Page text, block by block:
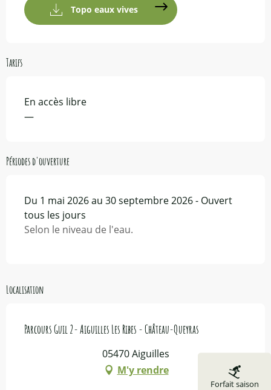
Forfait saison
Topo eaux vives
Tarifs
En accès libre
—
Périodes d'ouverture
Du 1 mai 2026 au 30 septembre 2026 - Ouvert
tous les jours
Selon le niveau de l'eau.
Localisation
Parcours Guil 2- Aiguilles Les Ribes - Château-Queyras
05470 Aiguilles
M'y rendre